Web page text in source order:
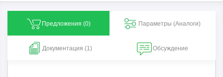
Предложения (0) Параметры (Aналоги)
Документация (1) Обсуждение